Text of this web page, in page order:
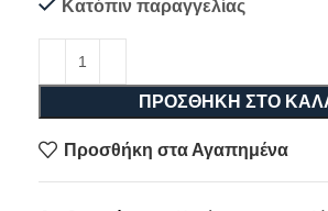
Κατόπιν παραγγελίας
ΠΡΟΣΘΉΚΗ ΣΤΟ
Προσθήκη στα Αγαπημένα